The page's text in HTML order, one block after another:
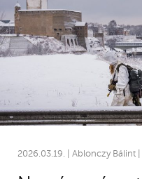
2026.03.19. | Ablonczy Bálint |